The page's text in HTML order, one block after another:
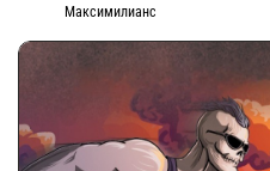
Максимилианс